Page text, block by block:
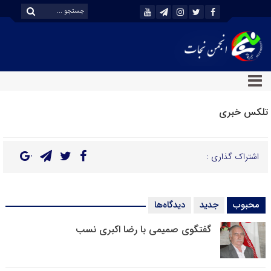
تلکس خبری
اشتراک گذاری :
محبوب جدید دیدگاه‌ها
گفتگوی صمیمی با رضا اکبری نسب